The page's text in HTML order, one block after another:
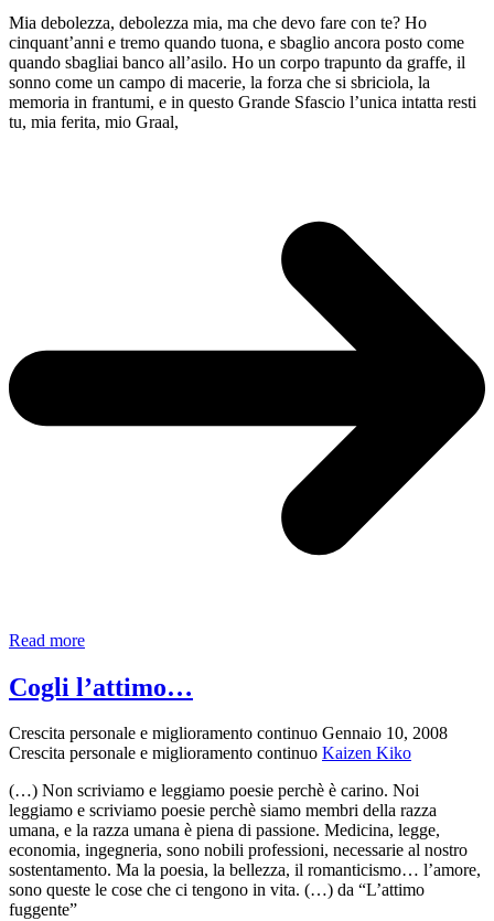
Mia debolezza, debolezza mia, ma che devo fare con te? Ho
cinquant’anni e tremo quando tuona, e sbaglio ancora posto come
quando sbagliai banco all’asilo. Ho un corpo trapunto da graffe, il
sonno come un campo di macerie, la forza che si sbriciola, la
memoria in frantumi, e in questo Grande Sfascio l’unica intatta resti
tu, mia ferita, mio Graal,
Read moreRaccoglimento
Valerio
Magrelli
Cogli l’attimo…
Crescita personale e miglioramento continuo Gennaio 10, 2008
Crescita personale e miglioramento continuo Kaizen Kiko
(…) Non scriviamo e leggiamo poesie perchè è carino. Noi
leggiamo e scriviamo poesie perchè siamo membri della razza
umana, e la razza umana è piena di passione. Medicina, legge,
economia, ingegneria, sono nobili professioni, necessarie al nostro
sostentamento. Ma la poesia, la bellezza, il romanticismo… l’amore,
sono queste le cose che ci tengono in vita. (…) da “L’attimo
fuggente”